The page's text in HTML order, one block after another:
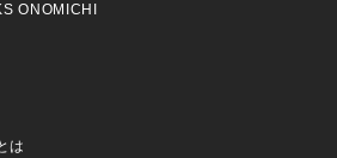
ONOMICHI
は